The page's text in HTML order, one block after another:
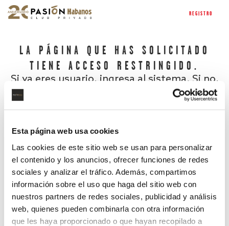
Esta página web usa cookies
Las cookies de este sitio web se usan para personalizar
el contenido y los anuncios, ofrecer funciones de redes
sociales y analizar el tráfico. Además, compartimos
información sobre el uso que haga del sitio web con
nuestros partners de redes sociales, publicidad y análisis
web, quienes pueden combinarla con otra información
que les haya proporcionado o que hayan recopilado a
REGISTRO
LA PÁGINA QUE HAS SOLICITADO
TIENE ACCESO RESTRINGIDO.
Si ya eres usuario, ingresa al sistema. Si no,
¿Has olvidado tu contraseña?